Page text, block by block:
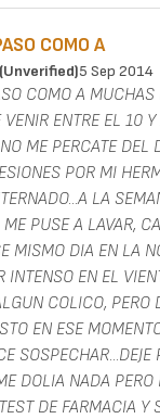
COMO A
(unverified)5 Sep 2014
COMO A MUCHAS
ENTRE EL 10
ME PERCATE DEL
POR MI
LA
ME PUSE A LAVAR,
MISMO DIA EN LA
INTENSO EN EL
COLICO, PERO
EN ESE
DOLIA NADA PERO
DE FARMACIA Y